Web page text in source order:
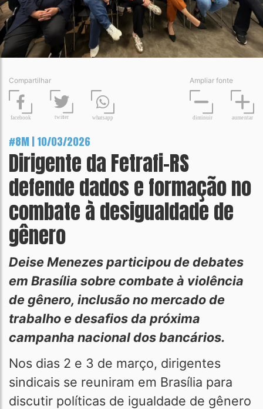
Compartilhar
facebook twitter whatsapp
Ampliar fonte
diminuir aumentar
#8M | 10/03/2026
Dirigente da Fetrafi-RS
defende dados e formação no
combate à desigualdade de
gênero
Deise Menezes participou de debates
em Brasília sobre combate à violência
de gênero, inclusão no mercado de
trabalho e desafios da próxima
campanha nacional dos bancários.
Nos dias 2 e 3 de março, dirigentes
sindicais se reuniram em Brasília para
discutir políticas de igualdade de gênero